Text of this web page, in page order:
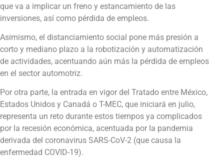
que va a implicar un freno y estancamiento de las
inversiones, así como pérdida de empleos.
Asimismo, el distanciamiento social pone más presión a
corto y mediano plazo a la robotización y automatización
de actividades, acentuando aún más la pérdida de empleos
en el sector automotriz.
Por otra parte, la entrada en vigor del Tratado entre México,
Estados Unidos y Canadá o T-MEC, que iniciará en julio,
representa un reto durante estos tiempos ya complicados
por la recesión económica, acentuada por la pandemia
derivada del coronavirus SARS-CoV-2 (que causa la
enfermedad COVID-19).